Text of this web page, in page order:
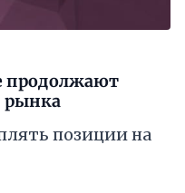
продолжают
рынка
позиции на